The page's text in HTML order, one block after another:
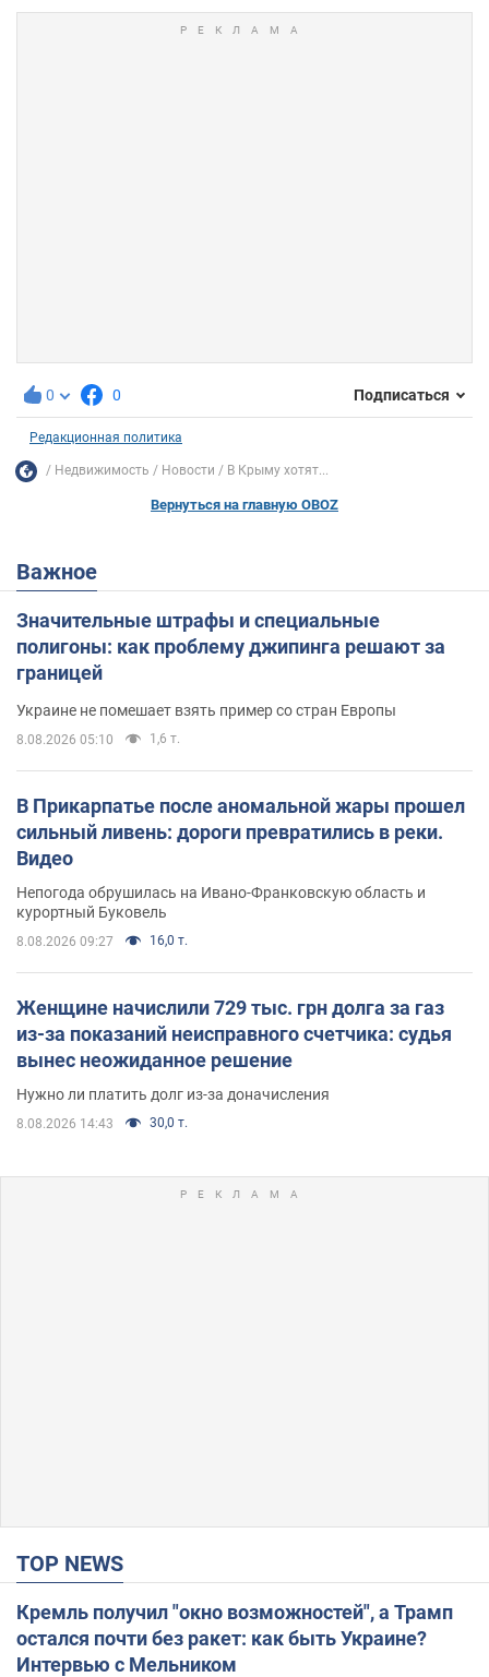
0 0 Подписаться
Редакционная политика
Недвижимость Новости В Крыму хотят...
Вернуться на главную OBOZ
Важное
Значительные штрафы и специальные
полигоны: как проблему джипинга решают за
границей
Украине не помешает взять пример со стран Европы
8.08.2026 05:10 1,6 т.
В Прикарпатье после аномальной жары прошел
сильный ливень: дороги превратились в реки.
Видео
Непогода обрушилась на Ивано-Франковскую область и
курортный Буковель
8.08.2026 09:27 16,0 т.
Женщине начислили 729 тыс. грн долга за газ
из-за показаний неисправного счетчика: судья
вынес неожиданное решение
Нужно ли платить долг из-за доначисления
8.08.2026 14:43 30,0 т.
TOP NEWS
Кремль получил "окно возможностей", а Трамп
остался почти без ракет: как быть Украине?
Интервью с Мельником